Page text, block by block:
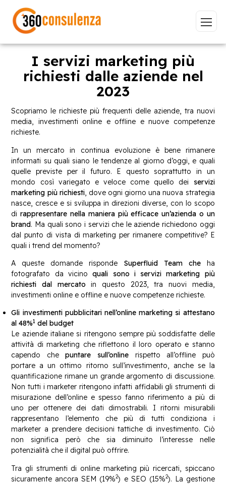
Vai
GDPR NIS2 Bandi ISO 27001
Sviluppo software BeeProd
Inizia a digitare per visualizzare le pagine consigliate.
I servizi marketing più
richiesti dalle aziende nel
2023
Scopriamo le richieste più frequenti delle aziende, tra nuovi
media, investimenti online e offline e nuove competenze
richieste.
In un mercato in continua evoluzione è bene rimanere
informati su quali siano le tendenze al giorno d’oggi, e quali
quelle previste per il futuro. E questo soprattutto in un
mondo così variegato e veloce come quello dei servizi
marketing più richiesti, dove ogni giorno una nuova strategia
nasce, cresce e si sviluppa in direzioni diverse, con lo scopo
dirappresentare nella maniera più efficace un’azienda o un
brand. Ma quali sono i servizi che le aziende richiedono oggi
dal punto di vista di marketing per rimanere competitive? E
quali i trend del momento?
A queste domande risponde Superfluid Team cheha
fotografato da vicino quali sono i servizi marketing più
richiesti dal mercato in questo 2023, tra nuovi media,
investimenti online e offline e nuove competenze richieste.
Gli investimenti pubblicitari nell’online marketing si attestano
al 48%1 del budget
Le aziende italiane si ritengono sempre più soddisfatte delle
attività di marketing che riflettono il loro operato e stanno
capendo chepuntare sull’online rispetto all’offline può
portare a un ottimo ritorno sull’investimento, anche se la
quantificazione rimane un grande argomento di discussione.
Non tutti i marketer ritengono infatti affidabili gli strumenti di
misurazione dell’online e spesso fanno riferimento a più di
uno per ottenere dei dati dimostrabili. I ritorni misurabili
rappresentano l’elemento che più di tutti condiziona i
marketer a prendere decisioni tattiche di investimento. Ciò
non significa però che sia diminuito l’interesse nelle
potenzialità che il digital può offrire.
Tra gli strumenti di online marketing più ricercati, spiccano
sicuramente ancora SEM (19%2) e SEO (15%2). La gestione